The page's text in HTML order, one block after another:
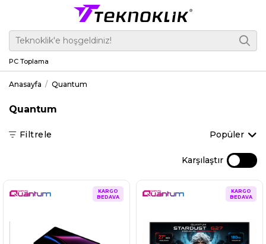
PC Toplama
Anasayfa Quantum
Quantum
Filtrele Popüler
Karşılaştır
KARGO
BEDAVA
KARGO
BEDAVA